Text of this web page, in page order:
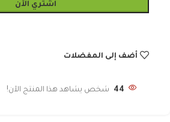
اشتري الآن
أضف إلى المفضلات
44 شخص يشاهد هذا المنتج الآن!